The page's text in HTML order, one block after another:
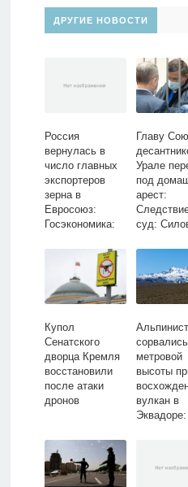
ДРУГИЕ НОВОСТИ
Россия
вернулась в
число главных
экспортеров
зерна в
Евросоюз:
Госэкономика:
Lenta.ru
Главу
Урале
под
арест:
суд:
Lenta.ru
Купол
Сенатского
дворца Кремля
восстановили
после атаки
дронов
метровой
высоты
вулкан в
Эквадоре: